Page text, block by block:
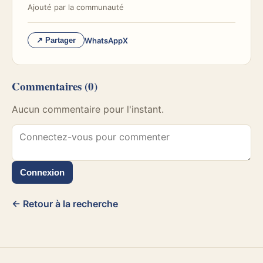
Ajouté par la communauté
↗ Partager WhatsAppX
Commentaires (0)
Aucun commentaire pour l'instant.
Connexion
← Retour à la recherche